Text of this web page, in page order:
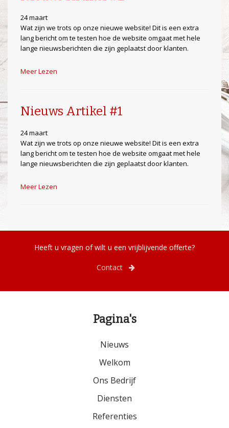
24 maart
Wat zijn we trots op onze nieuwe website! Dit is een extra
lang bericht om te testen hoe de website omgaat met hele
lange nieuwsberichten die zijn geplaatst door klanten.
Meer Lezen
Nieuws Artikel #1
24 maart
Wat zijn we trots op onze nieuwe website! Dit is een extra
lang bericht om te testen hoe de website omgaat met hele
lange nieuwsberichten die zijn geplaatst door klanten.
Meer Lezen
Heeft u vragen of wilt u een vrijblijvende offerte?
Contact
Pagina's
Nieuws
Welkom
Ons Bedrijf
Diensten
Referenties